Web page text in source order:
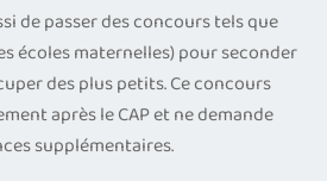
de passer des concours tels que
écoles maternelles) pour seconder
des plus petits. Ce concours
après le CAP et ne demande
supplémentaires.